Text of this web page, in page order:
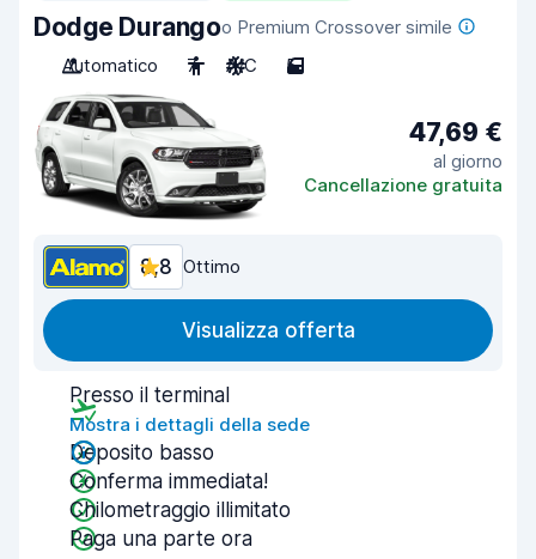
Dodge Durangoo Premium Crossover simile
Automatico
7 A/C 5
47,69 €
al giorno
Cancellazione gratuita
8,8 Ottimo
Visualizza offerta
Presso il terminal
Mostra i dettagli della sede
Deposito basso
Conferma immediata!
Chilometraggio illimitato
Paga una parte ora